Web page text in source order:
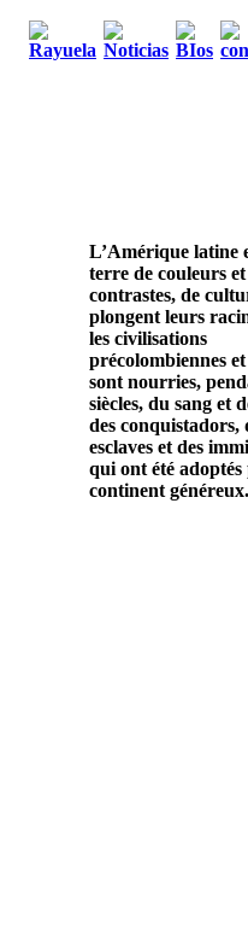
L’Amérique latine
terre de couleurs
contrastes, de
plongent leurs
les civilisations
précolombiennes
sont nourries,
siècles, du sang et
des conquistadors,
esclaves et des
qui ont été adoptés
continent généreux.